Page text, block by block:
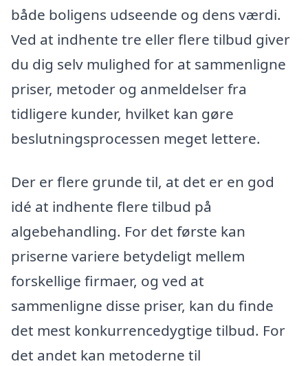
både boligens udseende og dens værdi.
Ved at indhente tre eller flere tilbud giver
du dig selv mulighed for at sammenligne
priser, metoder og anmeldelser fra
tidligere kunder, hvilket kan gøre
beslutningsprocessen meget lettere.
Der er flere grunde til, at det er en god
idé at indhente flere tilbud på
algebehandling. For det første kan
priserne variere betydeligt mellem
forskellige firmaer, og ved at
sammenligne disse priser, kan du finde
det mest konkurrencedygtige tilbud. For
det andet kan metoderne til